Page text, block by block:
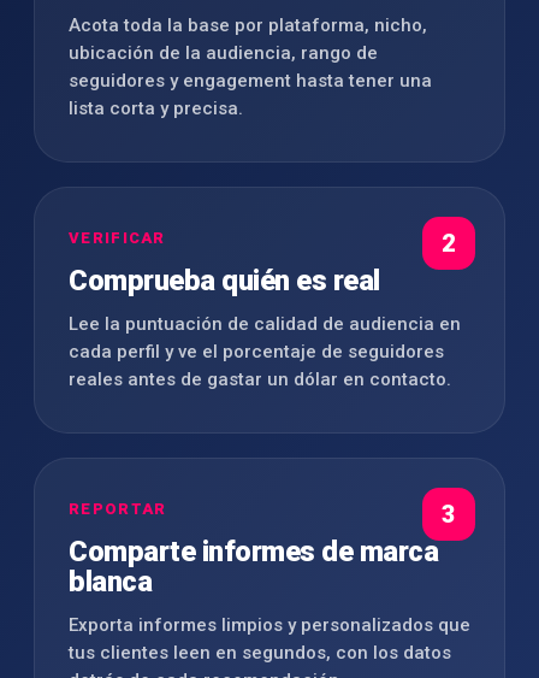
Acota toda la base por plataforma, nicho,
ubicación de la audiencia, rango de
seguidores y engagement hasta tener una
lista corta y precisa.
2
VERIFICAR
Comprueba quién es real
Lee la puntuación de calidad de audiencia en
cada perfil y ve el porcentaje de seguidores
reales antes de gastar un dólar en contacto.
3
REPORTAR
Comparte informes de marca
blanca
Exporta informes limpios y personalizados que
tus clientes leen en segundos, con los datos